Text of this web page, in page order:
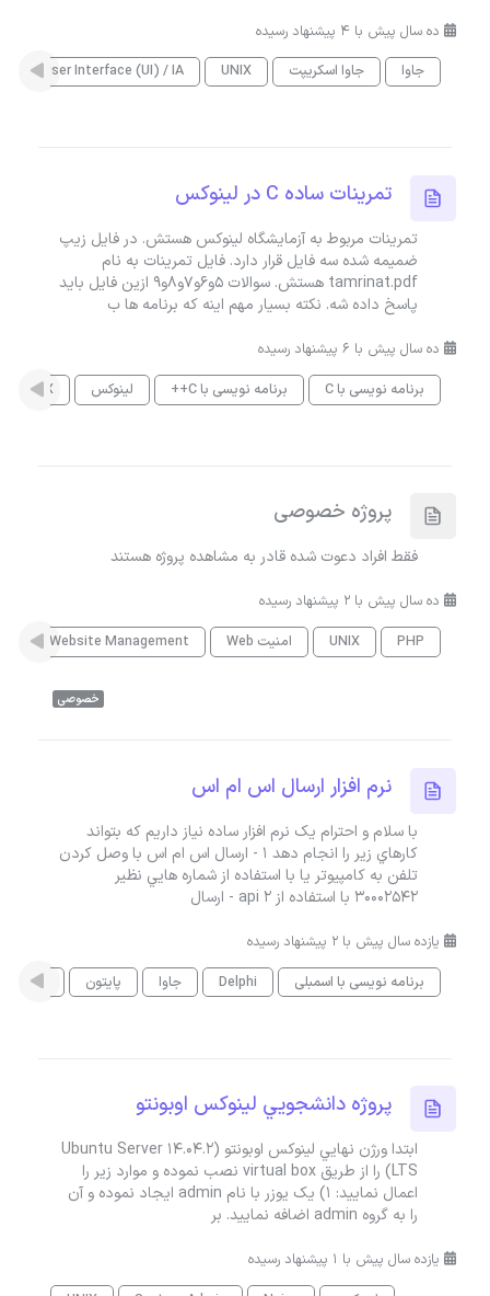
ده سال پیش با 4 پیشنهاد رسیده
جاوا
جاوا اسکریپت UNIX
User Interface (UI) / IA
تمرينات ساده C در لينوکس
تمرينات مربوط به آزمايشگاه لينوکس هستش. در فايل زيپ
ضميمه شده سه فايل قرار دارد. فايل تمرينات به نام
tamrinat.pdf هستش. سوالات 5و6و7و8و9 ازين فايل بايد
پاسخ داده شه. نکته بسيار مهم اينه که برنامه ها ب
ده سال پیش با 6 پیشنهاد رسیده
برنامه نویسی با C
برنامه نویسی با C++ لینوکس UNIX
پروژه خصوصی
فقط افراد دعوت شده قادر به مشاهده پروژه هستند
ده سال پیش با 2 پیشنهاد رسیده
PHP
UNIX امنیت Web Website Management
خصوصی
نرم افزار ارسال اس ام اس
با سلام و احترام يک نرم افزار ساده نياز داريم که بتواند
کارهاي زير را انجام دهد 1 - ارسال اس ام اس با وصل کردن
تلفن به کامپيوتر يا با استفاده از شماره هايي نظير
30002542 با استفاده از api 2 - ارسال
یازده سال پیش با 2 پیشنهاد رسیده
برنامه نویسی با اسمبلی
Delphi جاوا پایتون UNIX
پروژه دانشجويي لينوکس اوبونتو
ابتدا ورژن نهايي لينوکس اوبونتو (Ubuntu Server 14.04.2
LTS) را از طريق virtual box نصب نموده و موارد زير را
اعمال نماييد: ۱) يک يوزر با نام admin ايجاد نموده و آن
را به گروه admin اضافه نماييد. بر
یازده سال پیش با 1 پیشنهاد رسیده